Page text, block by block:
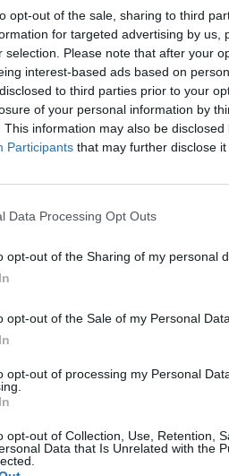
opt-out of the sale, sharing to third
for targeted advertising by us,
selection. Please note that after your
interest-based ads based on
to third parties prior to your
of your personal information by
This information may also be
Participants that may further disclose
Data Processing Opt Outs
opt-out of the Sharing of my personal
opt-out of the Sale of my Personal Data.
opt-out of processing my Personal
opt-out of Collection, Use, Retention,
Data that Is Unrelated with the
inlägget av
Jesper328 för 12
sedaniEl- och hybridbilar
att folk köper bil
fel anledning.
inlägget av The-GOAT för 17
sedaniAllmänt
sedan iOff topic
INAT 35/40
inlägget av
Mossan1 för 21
sedan
Motorteknik (Avancerad)
öppnar hela tiden
2 svar
Generell felsökning
EX 40 ?